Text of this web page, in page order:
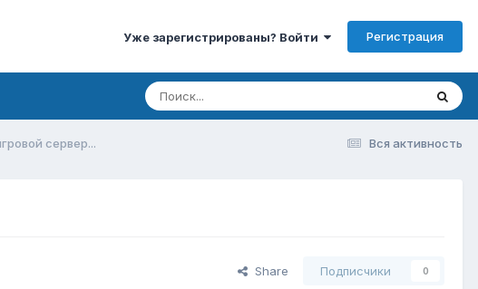
Уже зарегистрированы? Войти Регистрация
Вся активность
сервер...
Share Подписчики 0